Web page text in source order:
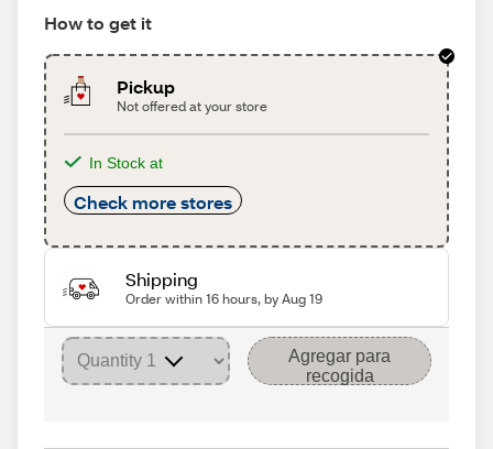
How to get it
Pickup
Not offered at your store
In Stock at
Check more stores
Shipping
Order within 16 hours, by Aug 19
Agregar para
recogida